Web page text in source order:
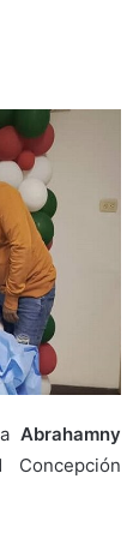
Abrahamny